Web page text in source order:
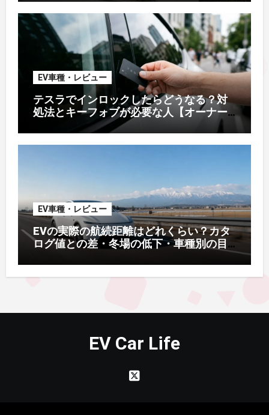
EV車種・レビュー
テスラでインロックしたらどうなる？対
処法とキーフォブが必要な人【オーナー
EV車種・レビュー
EVの実際の航続距離はどれくらい？カタ
ログ値との差・冬場の低下・車種別の目
EV Car Life